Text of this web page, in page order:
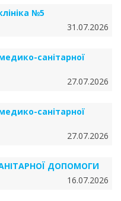
№5
31.07.2026
санітарної
27.07.2026
санітарної
27.07.2026
ДОПОМОГИ
16.07.2026